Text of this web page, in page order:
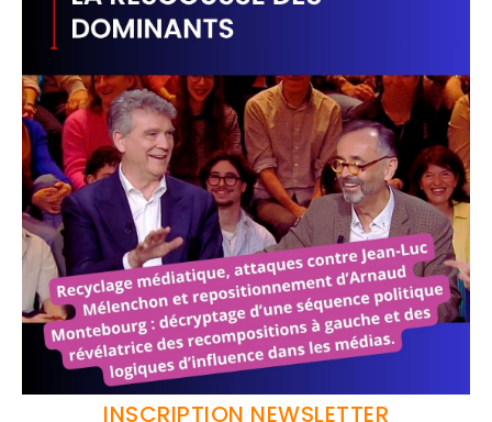
INSCRIPTION NEWSLETTER